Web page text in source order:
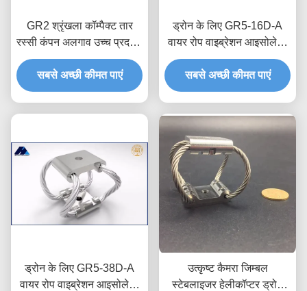
GR2 श्रृंखला कॉम्पैक्ट तार
रस्सी कंपन अलगाव उच्च प्रदर्शन
3-अक्ष शॉक डम्पिंग
सबसे अच्छी कीमत पाएं
ड्रोन के लिए GR5-16D-A
वायर रोप वाइब्रेशन आइसोलेटर
5-6KG भार
सबसे अच्छी कीमत पाएं
ड्रोन के लिए GR5-38D-A
वायर रोप वाइब्रेशन आइसोलेटर
उत्कृष्ट कैमरा जिम्बल
स्टेबलाइजर हेलीकॉप्टर ड्रोन